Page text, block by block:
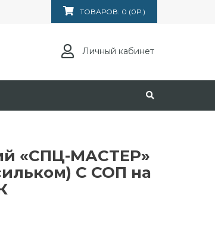
ТОВАРОВ: 0 (0Р.)
Личный кабинет
«СПЦ-МАСТЕР»
С СОП на